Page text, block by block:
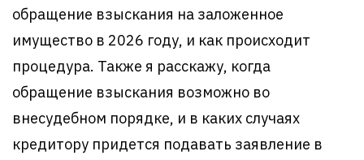
обращение взыскания на заложенное
имущество в 2026 году, и как происходит
процедура. Также я расскажу, когда
обращение взыскания возможно во
внесудебном порядке, и в каких случаях
кредитору придется подавать заявление в